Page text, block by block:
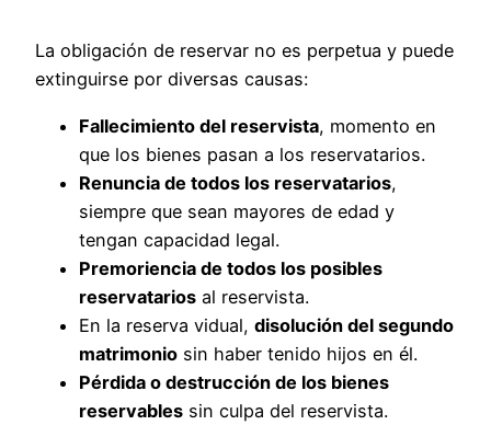
La obligación de reservar no es perpetua y puede
extinguirse por diversas causas:
Fallecimiento del reservista, momento en
que los bienes pasan a los reservatarios.
Renuncia de todos los reservatarios,
siempre que sean mayores de edad y
tengan capacidad legal.
Premoriencia de todos los posibles
reservatarios al reservista.
En la reserva vidual, disolución del segundo
matrimonio sin haber tenido hijos en él.
Pérdida o destrucción de los bienes
reservables sin culpa del reservista.